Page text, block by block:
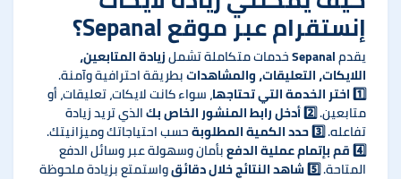
إنستقرام عبر موقع Sepanal؟
يقدمSepanalخدمات متكاملة تشملزيادة المتابعين،
اللايكات، التعليقات، والمشاهداتبطريقة احترافية وآمنة.
1️⃣اختر الخدمة التي تحتاجها، سواء كانت لايكات، تعليقات، أو
متابعين. 2️⃣
أدخل رابط المنشور الخاص بكالذي تريد زيادة
تفاعله. 3️⃣
حدد الكمية المطلوبةحسب احتياجاتك وميزانيتك.
4️⃣قم بإتمام عملية الدفعبأمان وسهولة عبر وسائل الدفع
المتاحة. 5️⃣
شاهد النتائج خلال دقائقواستمتع بزيادة ملحوظة